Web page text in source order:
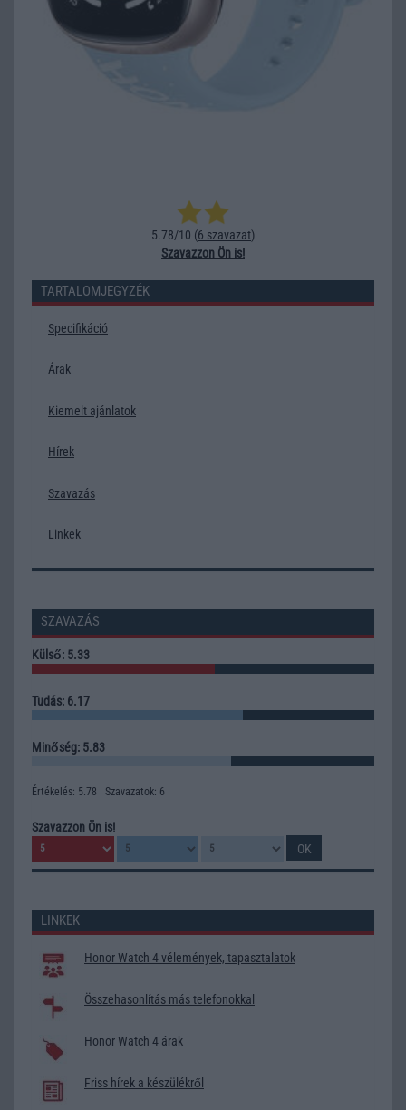
5.78/10 (6 szavazat)
Szavazzon Ön is!
TARTALOMJEGYZÉK
Specifikáció
Árak
Kiemelt ajánlatok
Hírek
Szavazás
Linkek
SZAVAZÁS
Külső: 5.33
Tudás: 6.17
Minőség: 5.83
Értékelés: 5.78 | Szavazatok: 6
Szavazzon Ön is!
LINKEK
Honor Watch 4 vélemények, tapasztalatok
Összehasonlítás más telefonokkal
Honor Watch 4 árak
Friss hírek a készülékről